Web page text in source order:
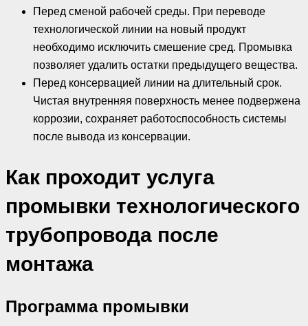
Перед сменой рабочей среды. При переводе
технологической линии на новый продукт
необходимо исключить смешение сред. Промывка
позволяет удалить остатки предыдущего вещества.
Перед консервацией линии на длительный срок.
Чистая внутренняя поверхность менее подвержена
коррозии, сохраняет работоспособность системы
после вывода из консервации.
Как проходит услуга
промывки технологического
трубопровода после
монтажа
Программа промывки